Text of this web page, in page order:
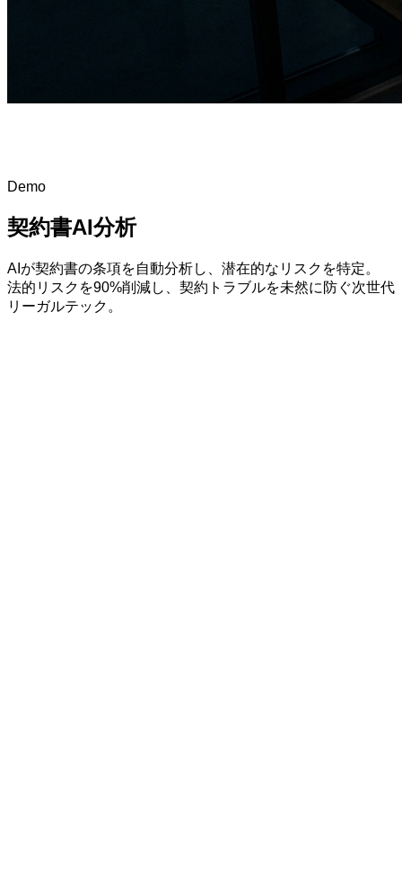
Demo
契約書AI分析
AIが契約書の条項を自動分析し、潜在的なリスクを特定。
法的リスクを90%削減し、契約トラブルを未然に防ぐ次世代
リーガルテック。